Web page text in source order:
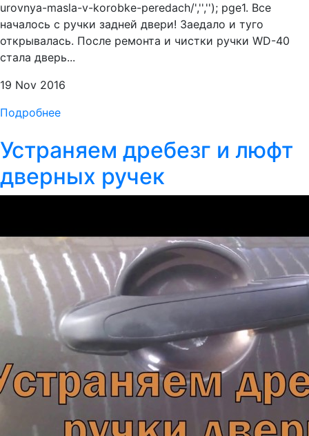
urovnya-masla-v-korobke-peredach/','',''); pge1. Все
началось с ручки задней двери! Заедало и туго
открывалась. После ремонта и чистки ручки WD-40
стала дверь...
19 Nov 2016
Подробнее
Устраняем дребезг и люфт
дверных ручек